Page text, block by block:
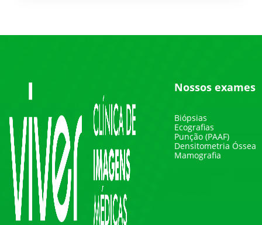
Nossos exames
Biópsias
Ecografias
Punção (PAAF)
Densitometria Óssea
Mamografia